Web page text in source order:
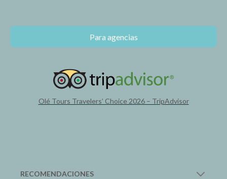
Para agencias
Olé Tours Travelers’ Choice 2026 – TripAdvisor
RECOMENDACIONES